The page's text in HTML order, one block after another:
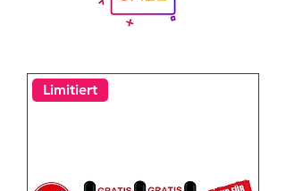
Limitiert